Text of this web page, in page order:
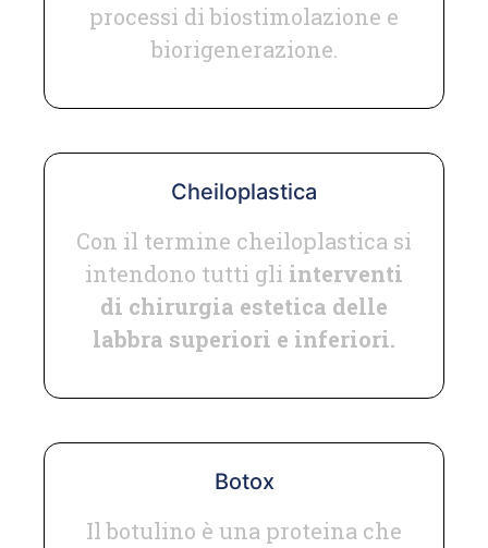
processi di biostimolazione e
biorigenerazione.
Cheiloplastica
Con il termine cheiloplastica si
intendono tutti gli interventi
di chirurgia estetica delle
labbra superiori e inferiori.
Botox
Il botulino è una proteina che